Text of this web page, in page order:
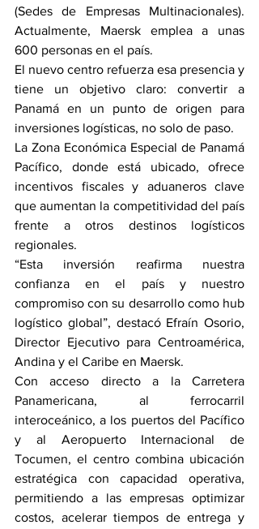
(Sedes de Empresas Multinacionales).
Actualmente, Maersk emplea a unas
600 personas en el país.
El nuevo centro refuerza esa presencia y
tiene un objetivo claro: convertir a
Panamá en un punto de origen para
inversiones logísticas, no solo de paso.
La Zona Económica Especial de Panamá
Pacífico, donde está ubicado, ofrece
incentivos fiscales y aduaneros clave
que aumentan la competitividad del país
frente a otros destinos logísticos
regionales.
“Esta inversión reafirma nuestra
confianza en el país y nuestro
compromiso con su desarrollo como hub
logístico global”, destacó Efraín Osorio,
Director Ejecutivo para Centroamérica,
Andina y el Caribe en Maersk.
Con acceso directo a la Carretera
Panamericana, al ferrocarril
interoceánico, a los puertos del Pacífico
y al Aeropuerto Internacional de
Tocumen, el centro combina ubicación
estratégica con capacidad operativa,
permitiendo a las empresas optimizar
costos, acelerar tiempos de entrega y